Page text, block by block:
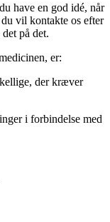
have en god idé, når
vil kontakte os efter
på det.
er:
der kræver
i forbindelse med